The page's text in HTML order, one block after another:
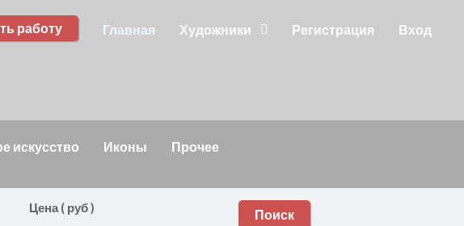
работу Главная Художники Регистрация Вход
искусство Иконы Прочее
Цена ( руб ) Поиск